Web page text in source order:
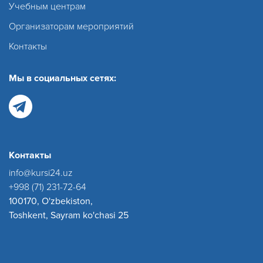
Учебным центрам
Организаторам мероприятий
Контакты
Мы в социальных сетях:
Контакты
info@kursi24.uz
+998 (71) 231-72-64
100170, O'zbekiston,
Toshkent, Sayram ko'chasi 25